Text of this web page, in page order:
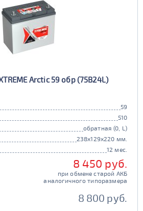
Arctic 59 обр (75B24L)
59
510
обратная (0, L)
238x129x220 мм.
12 мес.
8 450 руб.
при обмене старой АКБ
аналогичного типоразмера
8 800 руб.